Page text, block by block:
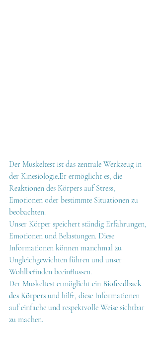
Der Muskeltest ist das zentrale Werkzeug in
der Kinesiologie.Er ermöglicht es, die
Reaktionen des Körpers auf Stress,
Emotionen oder bestimmte Situationen zu
beobachten.
Unser Körper speichert ständig Erfahrungen,
Emotionen und Belastungen. Diese
Informationen können manchmal zu
Ungleichgewichten führen und unser
Wohlbefinden beeinflussen.
Der Muskeltest ermöglicht ein Biofeedback
des Körpers und hilft, diese Informationen
auf einfache und respektvolle Weise sichtbar
zu machen.